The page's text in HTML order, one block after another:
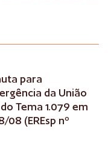
para
da União
Tema 1.079 em
08 (EREsp nº